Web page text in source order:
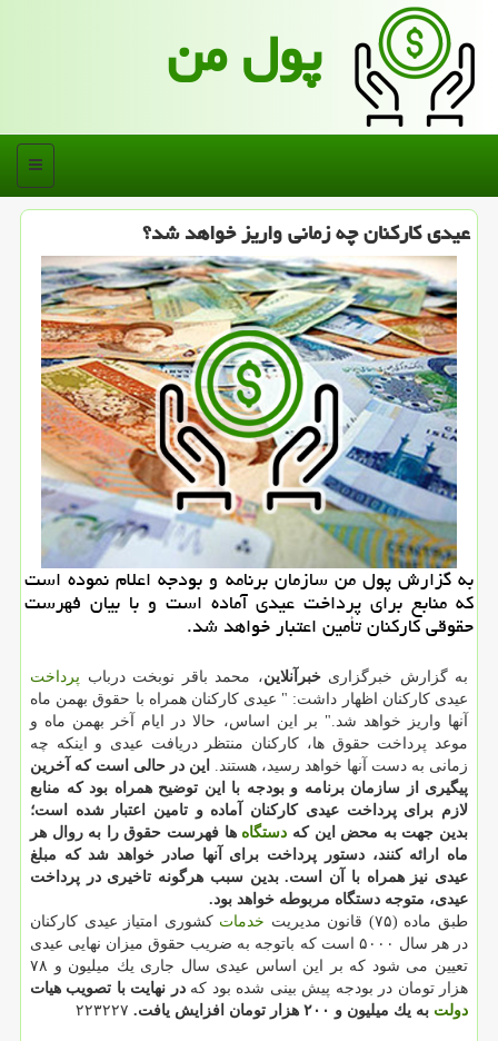
پول من
منو
عیدی كاركنان چه زمانی واریز خواهد شد؟
به گزارش پول من سازمان برنامه و بودجه اعلام نموده است
كه منابع برای پرداخت عیدی آماده است و با بیان فهرست
حقوقی كاركنان تأمین اعتبار خواهد شد.
به گزارش خبرگزاریخبرآنلاین، محمد باقر نوبخت درباب پرداخت
عیدی كاركنان اظهار داشت: " عیدی كاركنان همراه با حقوق بهمن ماه
آنها واریز خواهد شد." بر این اساس، حالا در ایام آخر بهمن ماه و
موعد پرداخت حقوق ها، كاركنان منتظر دریافت عیدی و اینكه چه
زمانی به دست آنها خواهد رسید، هستند.
این در حالی است كه آخرین
پیگیری از سازمان برنامه و بودجه با این توضیح همراه بود كه منابع
لازم برای پرداخت عیدی كاركنان آماده و تامین اعتبار شده است؛
بدین جهت به محض این كه دستگاه ها فهرست حقوق را به روال هر
ماه ارائه كنند، دستور پرداخت برای آنها صادر خواهد شد كه مبلغ
عیدی نیز همراه با آن است. بدین سبب هرگونه تاخیری در پرداخت
عیدی، متوجه دستگاه مربوطه خواهد بود.
طبق ماده (۷۵) قانون مدیریت
خدمات كشوری امتیاز عیدی كاركنان
در هر سال ۵۰۰۰ است كه باتوجه به ضریب حقوق میزان نهایی عیدی
تعیین می شود كه بر این اساس عیدی سال جاری یك میلیون و ۷۸
هزار تومان در بودجه پیش بینی شده بود كهدر نهایت با تصویب هیات
دولت به یك میلیون و ۲۰۰ هزار تومان افزایش یافت.